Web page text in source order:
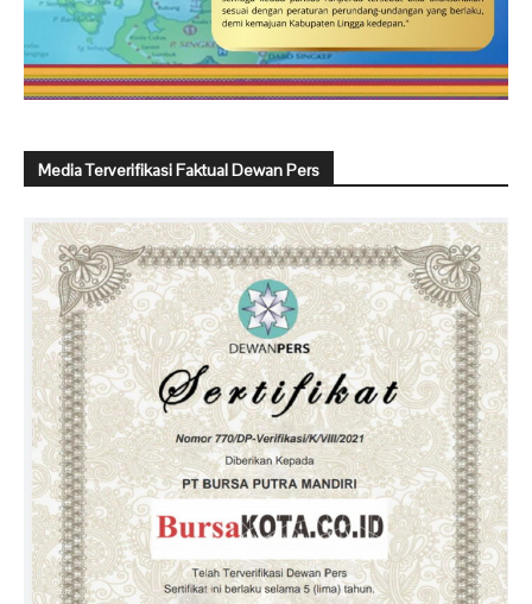
Media Terverifikasi Faktual Dewan Pers